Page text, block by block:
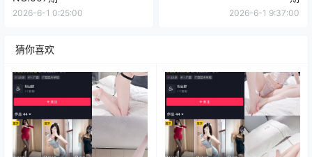
2026-6-1 0:25:00 2026-6-1 9:37:00
猜你喜欢